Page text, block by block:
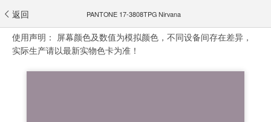
返回 PANTONE 17-3808TPG Nirvana
使用声明： 屏幕颜色及数值为模拟颜色，不同设备间存在差异，
实际生产请以最新实物色卡为准！